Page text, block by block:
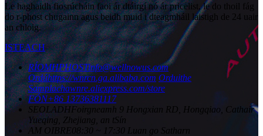
Le haghaidh fiosrúcháin faoi ár dtáirgí nó ár pricelist, le do thoil fág
do r-phost chugainn agus beidh muid i dteagmháil laistigh de 24 uair
an chloig.
ISTEACH
RÍOMHPHOSTinfo@wellnowus.com
Ordúhttps://wnrcn.ga.alibaba.com Orduithe
Samplachawnre.aliexpress.com/store
FÓN+86 13736381117
SEOLADHFoirgneamh 9 Hongxian RD, Hongqiao, Cathair
Yueqing, Zhejiang, an tSín
AM OIBRE 08:30 ~ 17:30 Luan go Satharn